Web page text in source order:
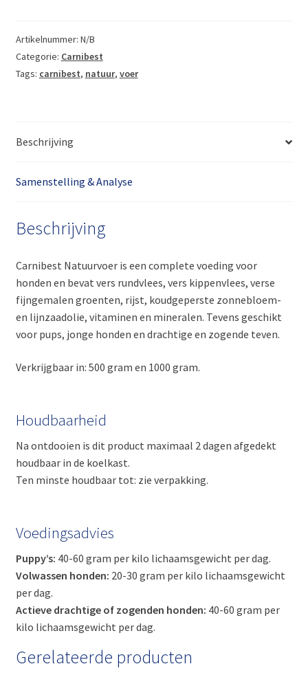
Artikelnummer: N/B
Categorie: Carnibest
Tags: carnibest, natuur, voer
Beschrijving
Samenstelling & Analyse
Beschrijving
Carnibest Natuurvoer is een complete voeding voor
honden en bevat vers rundvlees, vers kippenvlees, verse
fijngemalen groenten, rijst, koudgeperste zonnebloem-
en lijnzaadolie, vitaminen en mineralen. Tevens geschikt
voor pups, jonge honden en drachtige en zogende teven.
Verkrijgbaar in: 500 gram en 1000 gram.
Houdbaarheid
Na ontdooien is dit product maximaal 2 dagen afgedekt
houdbaar in de koelkast.
Ten minste houdbaar tot: zie verpakking.
Voedingsadvies
Puppy’s: 40-60 gram per kilo lichaamsgewicht per dag.
Volwassen honden: 20-30 gram per kilo lichaamsgewicht
per dag.
Actieve drachtige of zogenden honden: 40-60 gram per
kilo lichaamsgewicht per dag.
Gerelateerde producten